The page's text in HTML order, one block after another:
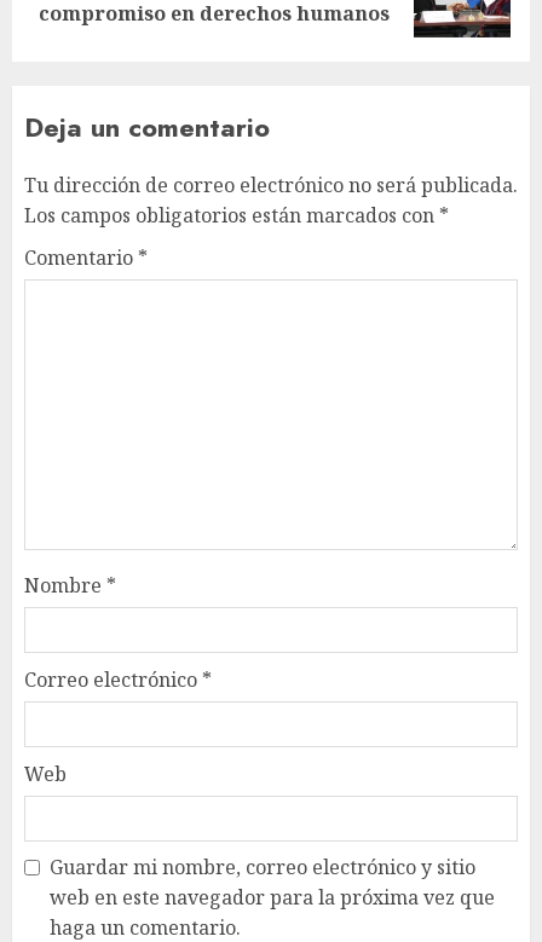
compromiso en derechos humanos
Deja un comentario
Tu dirección de correo electrónico no será publicada.
Los campos obligatorios están marcados con *
Comentario *
Nombre *
Correo electrónico *
Web
Guardar mi nombre, correo electrónico y sitio
web en este navegador para la próxima vez que
haga un comentario.